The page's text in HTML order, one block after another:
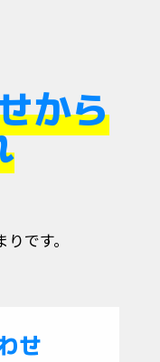
から
です。
せ